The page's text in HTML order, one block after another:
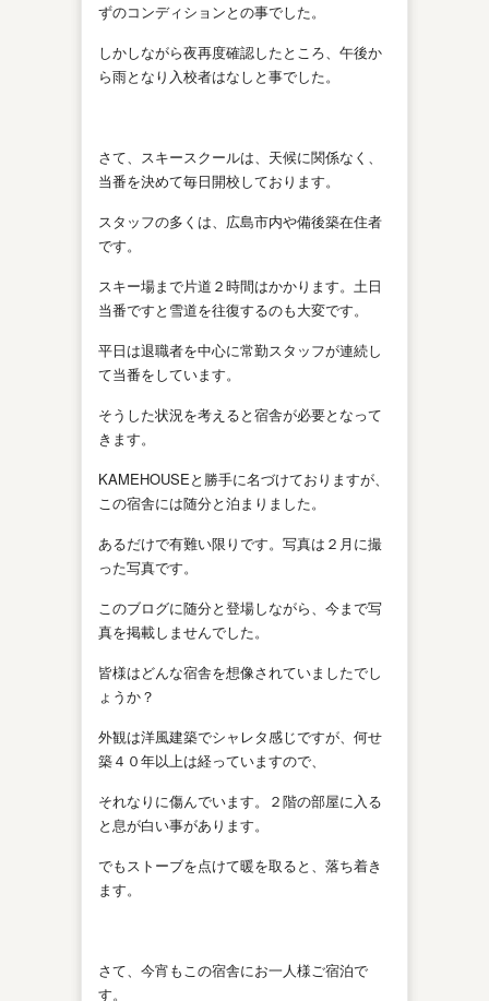
ずのコンディションとの事でした。
しかしながら夜再度確認したところ、午後か
ら雨となり入校者はなしと事でした。
さて、スキースクールは、天候に関係なく、
当番を決めて毎日開校しております。
スタッフの多くは、広島市内や備後築在住者
です。
スキー場まで片道２時間はかかります。土日
当番ですと雪道を往復するのも大変です。
平日は退職者を中心に常勤スタッフが連続し
て当番をしています。
そうした状況を考えると宿舎が必要となって
きます。
KAMEHOUSEと勝手に名づけておりますが、
この宿舎には随分と泊まりました。
あるだけで有難い限りです。写真は２月に撮
った写真です。
このブログに随分と登場しながら、今まで写
真を掲載しませんでした。
皆様はどんな宿舎を想像されていましたでし
ょうか？
外観は洋風建築でシャレタ感じですが、何せ
築４０年以上は経っていますので、
それなりに傷んでいます。２階の部屋に入る
と息が白い事があります。
でもストーブを点けて暖を取ると、落ち着き
ます。
さて、今宵もこの宿舎にお一人様ご宿泊で
す。